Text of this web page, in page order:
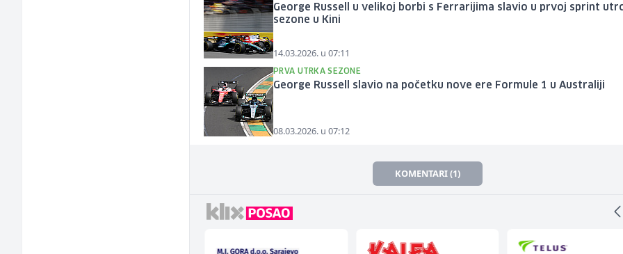
George Russell u velikoj borbi s Ferrarijima slavio u prvoj sprint
sezone u Kini
14.03.2026. u 07:11
PRVA UTRKA SEZONE
George Russell slavio na početku nove ere Formule 1 u Australiji
08.03.2026. u 07:12
KOMENTARI (1)